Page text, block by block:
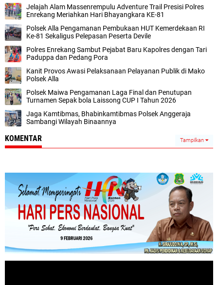
Jelajah Alam Massenrempulu Adventure Trail Presisi Polres
Enrekang Meriahkan Hari Bhayangkara KE-81
Polsek Alla Pengamanan Pembukaan HUT Kemerdekaan RI
Ke-81 Sekaligus Pelepasan Peserta Devile
Polres Enrekang Sambut Pejabat Baru Kapolres dengan Tari
Paduppa dan Pedang Pora
Kanit Provos Awasi Pelaksanaan Pelayanan Publik di Mako
Polsek Alla
Polsek Maiwa Pengamanan Laga Final dan Penutupan
Turnamen Sepak bola Laissong CUP I Tahun 2026
Jaga Kamtibmas, Bhabinkamtibmas Polsek Anggeraja
Sambangi Wilayah Binaannya
KOMENTAR Tampilkan